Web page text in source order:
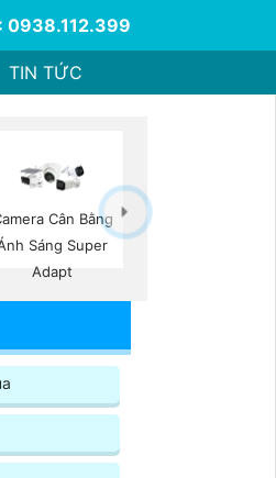
0938.112.399
TIN TỨC
Cân Bằng
Sáng Super
Adapt